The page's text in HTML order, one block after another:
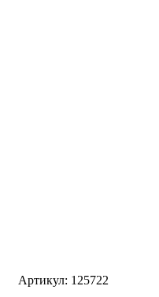
Артикул: 125722